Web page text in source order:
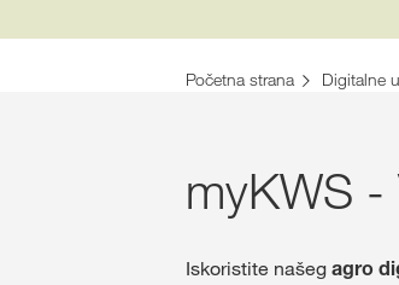
Početna strana Digitalne
myKWS -
Iskoristite našeg agro